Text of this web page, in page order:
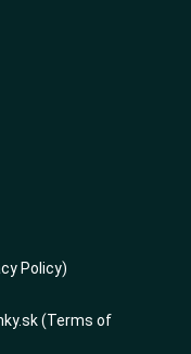
Policy)
(Terms of